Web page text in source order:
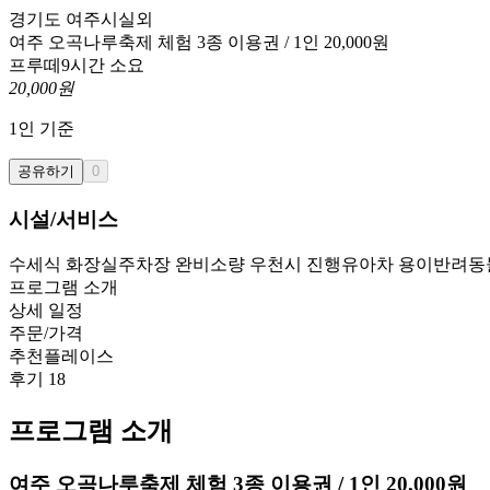
경기도 여주시 실외
여주 오곡나루축제 체험 3종 이용권 / 1인 20,000원
프루떼 9시간 소요
20,000원
1 인 기준
공유하기 0
시설/서비스
수세식 화장실주차장 완비 소량 우천시 진행유아차 용이 반려
프로그램 소개
상세 일정
주문/가격
추천플레이스
후기 18
프로그램 소개
여주 오곡나루축제 체험 3종 이용권 / 1인 20,000원